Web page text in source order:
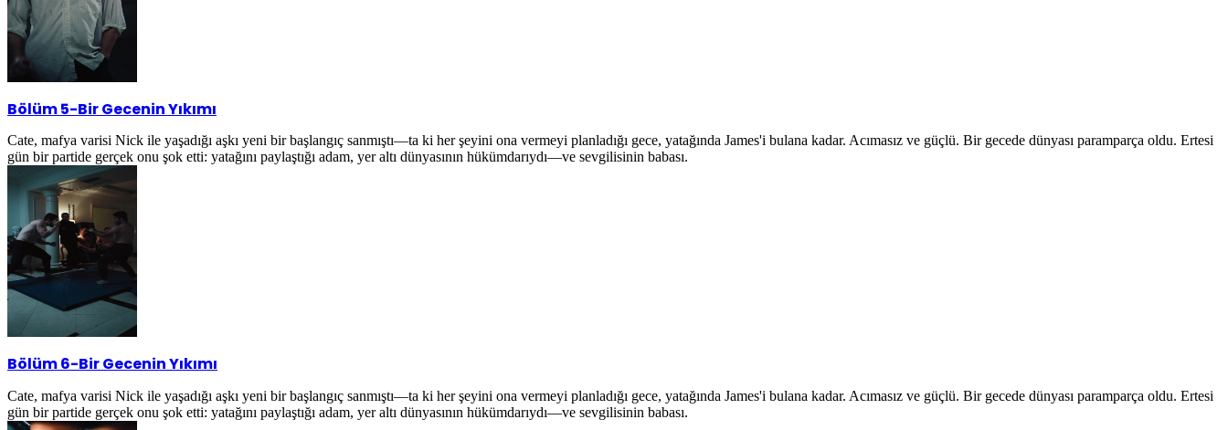
Bölüm 5-Bir Gecenin Yıkımı
Cate, mafya varisi Nick ile yaşadığı aşkı yeni bir başlangıç sanmıştı—ta ki her şeyini ona vermeyi planladığı gece, yatağında James'i bulana kadar. Acımasız ve güçlü. Bir gecede dünyası paramparça oldu. Ertesi
gün bir partide gerçek onu şok etti: yatağını paylaştığı adam, yer altı dünyasının hükümdarıydı—ve sevgilisinin babası.
Bölüm 6-Bir Gecenin Yıkımı
Cate, mafya varisi Nick ile yaşadığı aşkı yeni bir başlangıç sanmıştı—ta ki her şeyini ona vermeyi planladığı gece, yatağında James'i bulana kadar. Acımasız ve güçlü. Bir gecede dünyası paramparça oldu. Ertesi
gün bir partide gerçek onu şok etti: yatağını paylaştığı adam, yer altı dünyasının hükümdarıydı—ve sevgilisinin babası.